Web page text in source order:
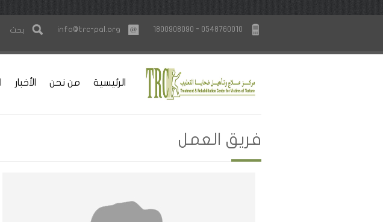
1800908090 - 0548760010
info@trc-pal.org بحث
الرئيسية من نحن الأخبار
فريق العمل